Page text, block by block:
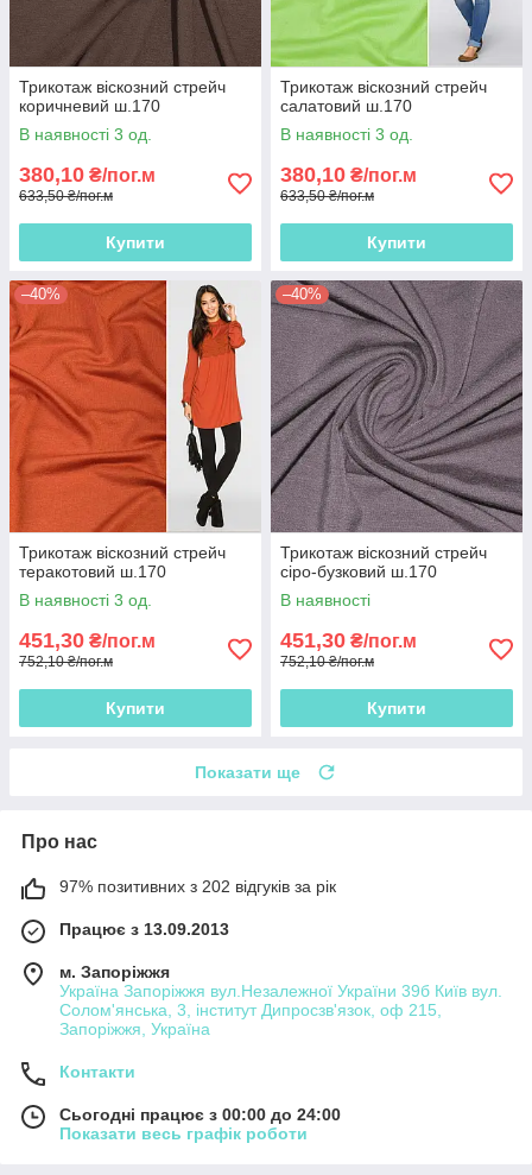
Трикотаж віскозний стрейч
коричневий ш.170
В наявності 3 од.
380,10 ₴/пог.м
633,50 ₴/пог.м
Купити
Трикотаж віскозний стрейч
салатовий ш.170
В наявності 3 од.
380,10 ₴/пог.м
633,50 ₴/пог.м
Купити
–40%
Трикотаж віскозний стрейч
теракотовий ш.170
В наявності 3 од.
451,30 ₴/пог.м
752,10 ₴/пог.м
Купити
–40%
Трикотаж віскозний стрейч
сіро-бузковий ш.170
В наявності
451,30 ₴/пог.м
752,10 ₴/пог.м
Купити
Показати ще
Про нас
97% позитивних з 202 відгуків за рік
Працює з 13.09.2013
м. Запоріжжя
Україна Запоріжжя вул.Незалежної України 39б Київ вул.
Солом'янська, 3, інститут Дипросзв'язок, оф 215,
Запоріжжя, Україна
Контакти
Сьогодні працює з 00:00 до 24:00
Показати весь графік роботи